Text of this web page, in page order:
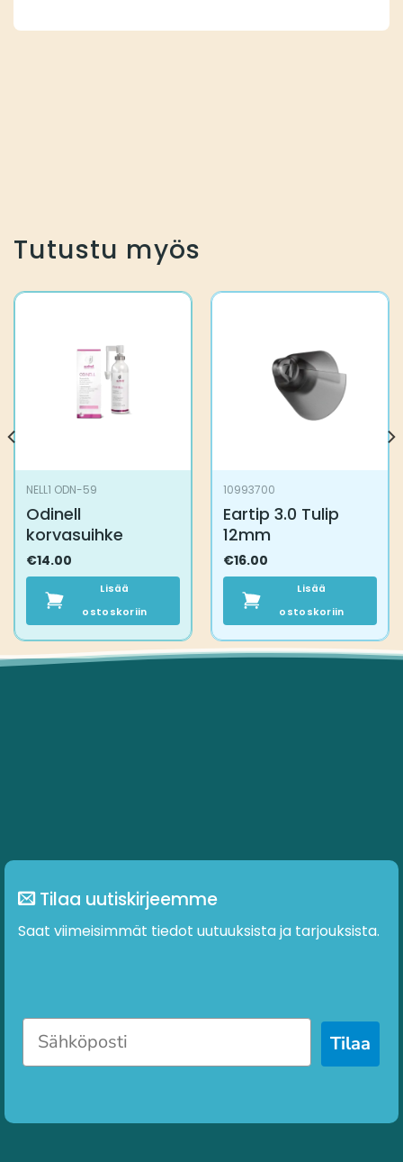
Tutustu myös
NELL1 ODN-59
Odinell
korvasuihke
€14.00
Lisää
ostoskoriin
10993700
Eartip 3.0 Tulip
12mm
€16.00
Lisää
ostoskoriin
Tilaa uutiskirjeemme
Saat viimeisimmät tiedot uutuuksista ja tarjouksista.
Tilaa